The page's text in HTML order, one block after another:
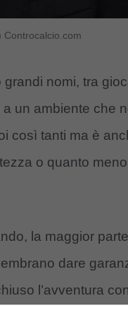
Controcalcio.com
grandi nomi, tra
un ambiente che
così tanti ma è
o quanto
la maggior
dare
l’avventura